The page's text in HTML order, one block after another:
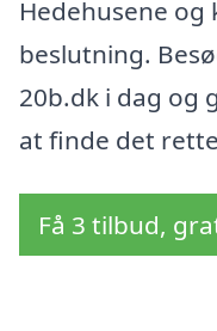
Hedehusene
beslutning.
20b.dk i dag og
at finde det
Få 3 tilbud,